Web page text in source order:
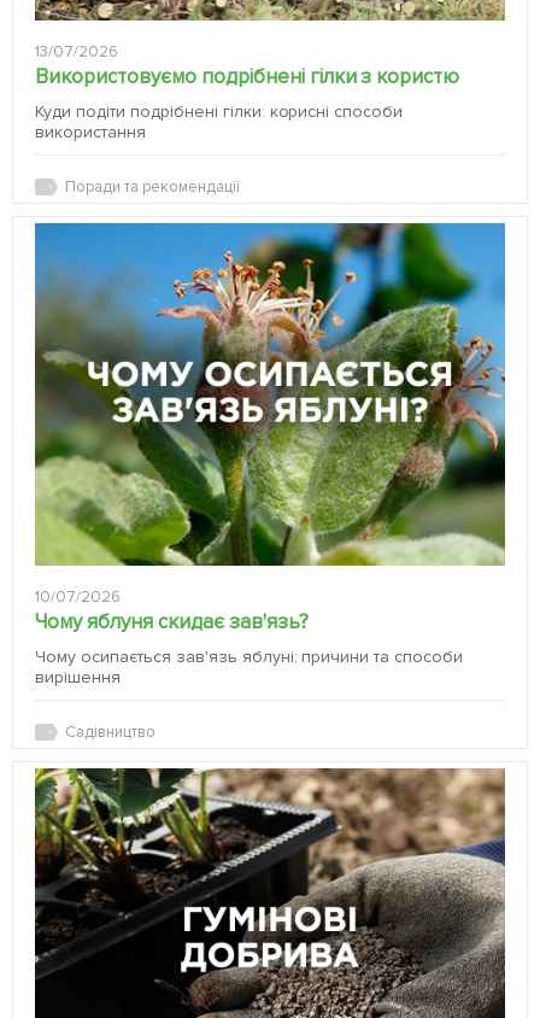
13/07/2026
Використовуємо подрібнені гілки з користю
Куди подіти подрібнені гілки: корисні способи
використання
Поради та рекомендації
10/07/2026
Чому яблуня скидає зав'язь?
Чому осипається зав'язь яблуні: причини та способи
вирішення
Садівництво